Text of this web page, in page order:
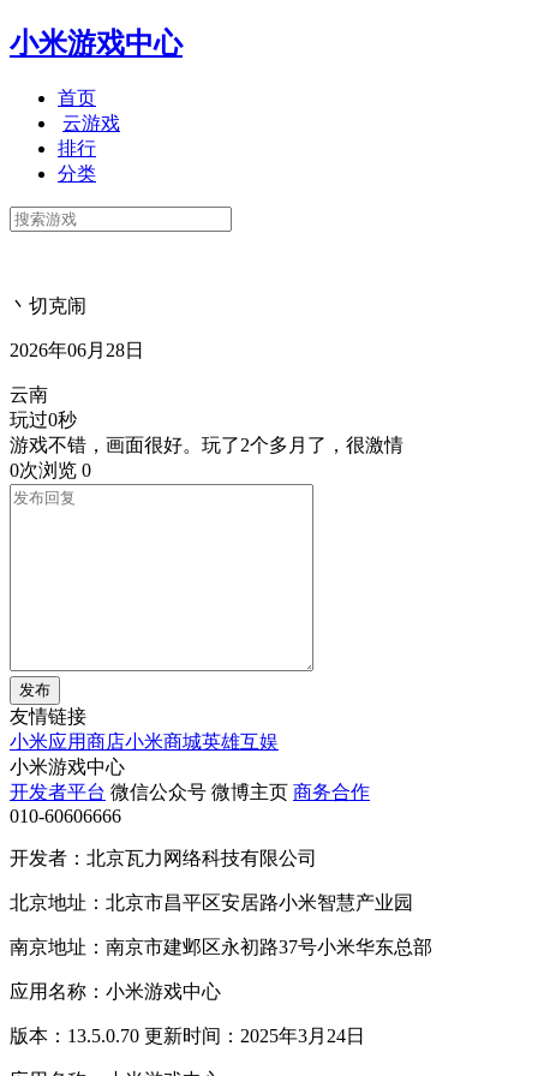
小米游戏中心
首页
云游戏
排行
分类
丶切克闹
2026年06月28日
云南
玩过0秒
游戏不错，画面很好。玩了2个多月了，很激情
0次浏览 0
发布
友情链接
小米应用商店小米商城英雄互娱
小米游戏中心
开发者平台 微信公众号 微博主页 商务合作
010-60606666
开发者：北京瓦力网络科技有限公司
北京地址：北京市昌平区安居路小米智慧产业园
南京地址：南京市建邺区永初路37号小米华东总部
应用名称：小米游戏中心
版本：13.5.0.70 更新时间：2025年3月24日